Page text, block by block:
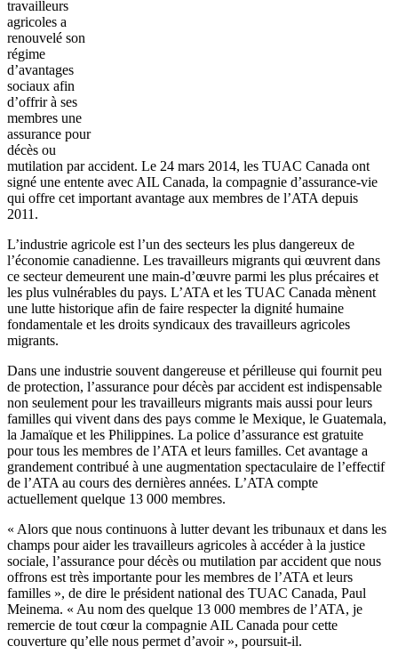
travailleurs
agricoles a
renouvelé son
régime
d’avantages
sociaux afin
d’offrir à ses
membres une
assurance pour
décès ou
mutilation par accident. Le 24 mars 2014, les TUAC Canada ont
signé une entente avec AIL Canada, la compagnie d’assurance-vie
qui offre cet important avantage aux membres de l’ATA depuis
2011.
L’industrie agricole est l’un des secteurs les plus dangereux de
l’économie canadienne. Les travailleurs migrants qui œuvrent dans
ce secteur demeurent une main-d’œuvre parmi les plus précaires et
les plus vulnérables du pays. L’ATA et les TUAC Canada mènent
une lutte historique afin de faire respecter la dignité humaine
fondamentale et les droits syndicaux des travailleurs agricoles
migrants.
Dans une industrie souvent dangereuse et périlleuse qui fournit peu
de protection, l’assurance pour décès par accident est indispensable
non seulement pour les travailleurs migrants mais aussi pour leurs
familles qui vivent dans des pays comme le Mexique, le Guatemala,
la Jamaïque et les Philippines. La police d’assurance est gratuite
pour tous les membres de l’ATA et leurs familles. Cet avantage a
grandement contribué à une augmentation spectaculaire de l’effectif
de l’ATA au cours des dernières années. L’ATA compte
actuellement quelque 13 000 membres.
« Alors que nous continuons à lutter devant les tribunaux et dans les
champs pour aider les travailleurs agricoles à accéder à la justice
sociale, l’assurance pour décès ou mutilation par accident que nous
offrons est très importante pour les membres de l’ATA et leurs
familles », de dire le président national des TUAC Canada, Paul
Meinema. « Au nom des quelque 13 000 membres de l’ATA, je
remercie de tout cœur la compagnie AIL Canada pour cette
couverture qu’elle nous permet d’avoir », poursuit-il.